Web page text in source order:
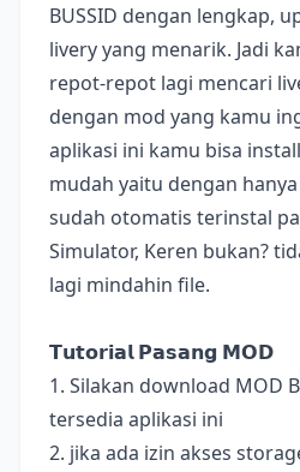
BUSSID dengan lengkap,
livery yang menarik. Jadi
repot-repot lagi mencari
dengan mod yang kamu
aplikasi ini kamu bisa
mudah yaitu dengan
sudah otomatis terinstal
Simulator, Keren bukan?
lagi mindahin file.
𝗧𝘂𝘁𝗼𝗿𝗶𝗮𝗹 𝗣𝗮𝘀𝗮𝗻𝗴 𝗠𝗢𝗗
1. Silakan download MOD
tersedia aplikasi ini
2. jika ada izin akses